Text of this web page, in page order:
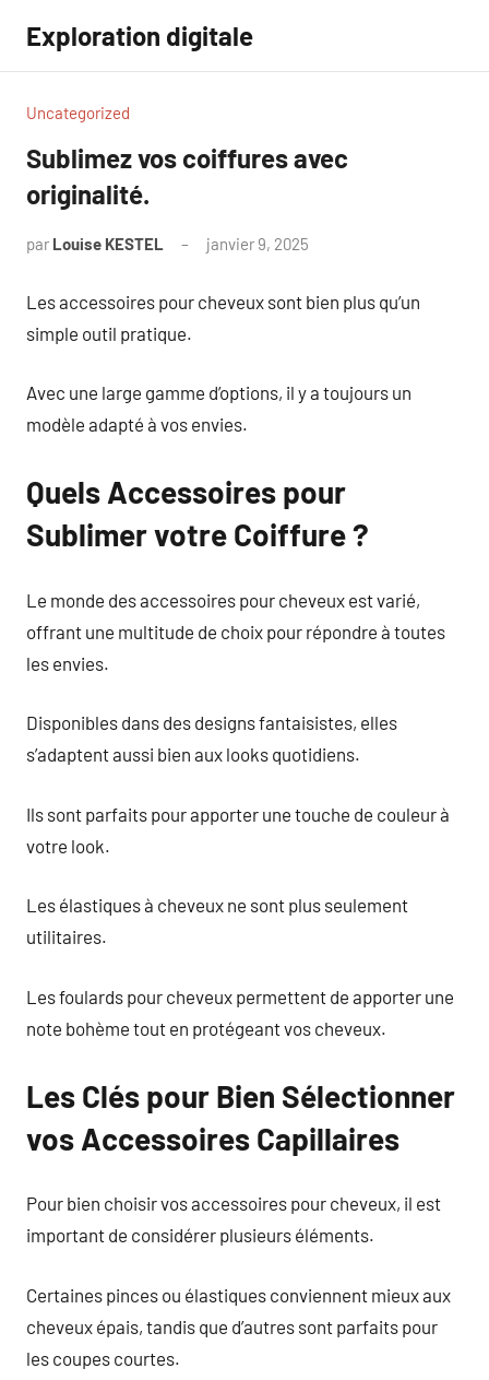
contenu
Exploration digitale
Uncategorized
Sublimez vos coiffures avec
originalité.
par Louise KESTEL janvier 9, 2025
Les accessoires pour cheveux sont bien plus qu’un
simple outil pratique.
Avec une large gamme d’options, il y a toujours un
modèle adapté à vos envies.
Quels Accessoires pour
Sublimer votre Coiffure ?
Le monde des accessoires pour cheveux est varié,
offrant une multitude de choix pour répondre à toutes
les envies.
Disponibles dans des designs fantaisistes, elles
s’adaptent aussi bien aux looks quotidiens.
Ils sont parfaits pour apporter une touche de couleur à
votre look.
Les élastiques à cheveux ne sont plus seulement
utilitaires.
Les foulards pour cheveux permettent de apporter une
note bohème tout en protégeant vos cheveux.
Les Clés pour Bien Sélectionner
vos Accessoires Capillaires
Pour bien choisir vos accessoires pour cheveux, il est
important de considérer plusieurs éléments.
Certaines pinces ou élastiques conviennent mieux aux
cheveux épais, tandis que d’autres sont parfaits pour
les coupes courtes.